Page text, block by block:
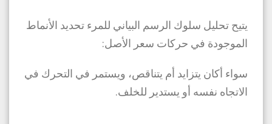
يتيح تحليل سلوك الرسم البياني للمرء تحديد الأنماط
الموجودة في حركات سعر الأصل:
سواء أكان يتزايد أم يتناقص، ويستمر في التحرك في
الاتجاه نفسه أو يستدير للخلف.